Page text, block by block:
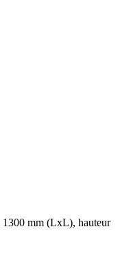
1300 mm (LxL), hauteur